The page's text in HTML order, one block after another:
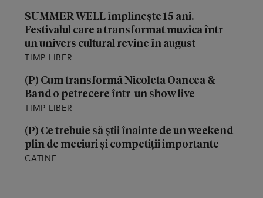
SUMMER WELL împlinește 15 ani.
Festivalul care a transformat muzica într-
un univers cultural revine în august
TIMP LIBER
(P) Cum transformă Nicoleta Oancea &
Band o petrecere într-un show live
TIMP LIBER
(P) Ce trebuie să știi înainte de un weekend
plin de meciuri și competiții importante
CATINE